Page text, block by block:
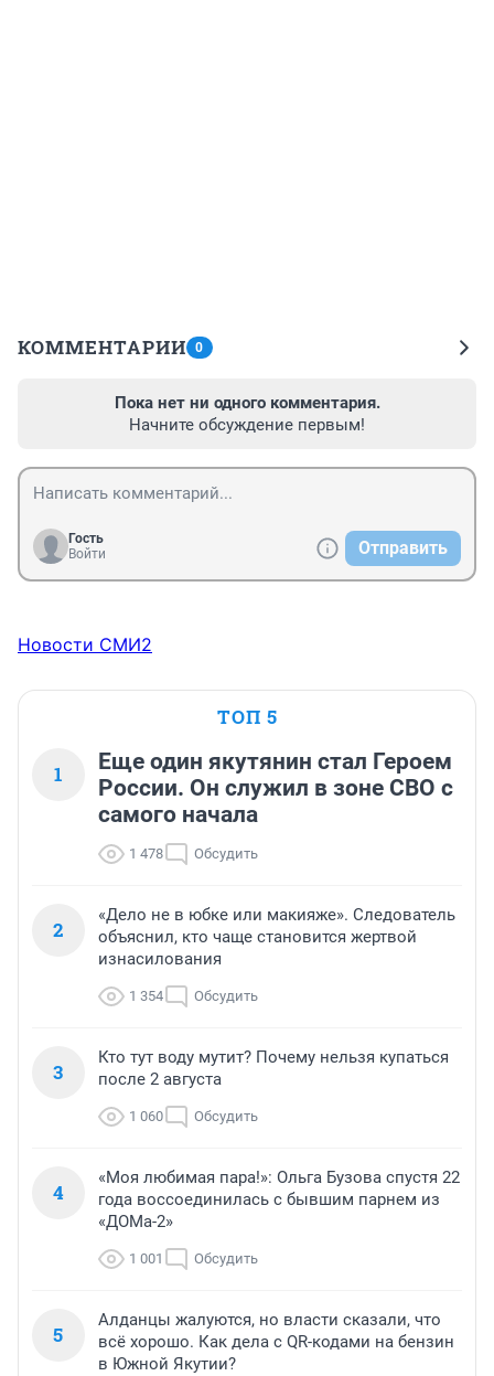
КОММЕНТАРИИ 0
Пока нет ни одного комментария.
Начните обсуждение первым!
Гость
Войти
Отправить
Новости СМИ2
ТОП 5
1
Еще один якутянин стал Героем
России. Он служил в зоне СВО с
самого начала
1 478 Обсудить
2
«Дело не в юбке или макияже». Следователь
объяснил, кто чаще становится жертвой
изнасилования
1 354 Обсудить
3
Кто тут воду мутит? Почему нельзя купаться
после 2 августа
1 060 Обсудить
4
«Моя любимая пара!»: Ольга Бузова спустя 22
года воссоединилась с бывшим парнем из
«ДОМа-2»
1 001 Обсудить
5
Алданцы жалуются, но власти сказали, что
всё хорошо. Как дела с QR-кодами на бензин
в Южной Якутии?